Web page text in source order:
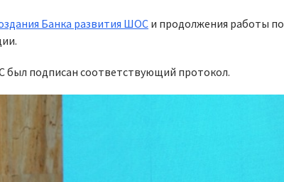
Банка развития ШОС и продолжения работы по
подписан соответствующий протокол.